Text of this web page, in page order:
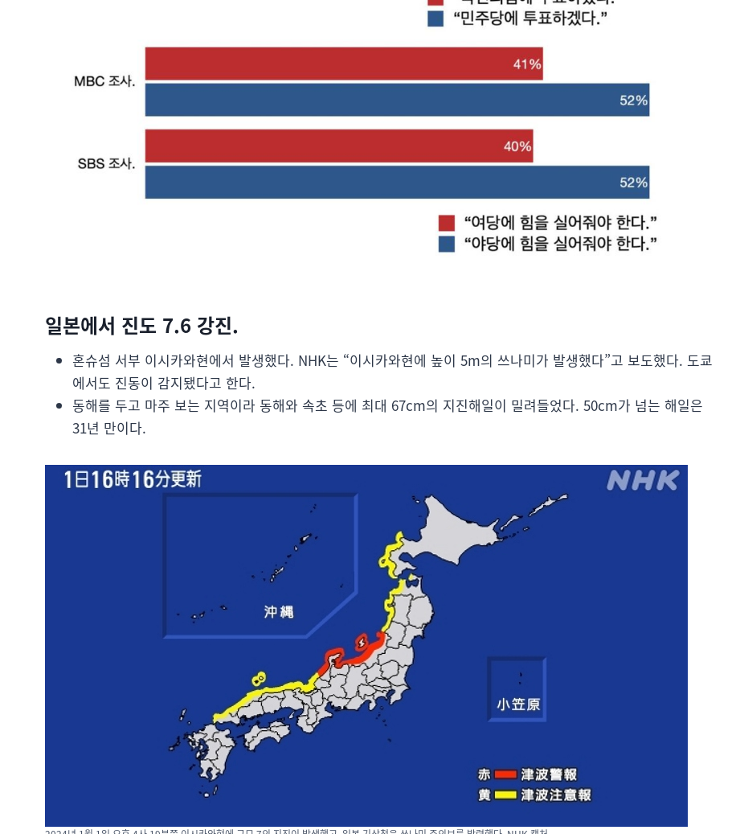
일본에서 진도 7.6 강진.
혼슈섬 서부 이시카와현에서 발생했다. NHK는 “이시카와현에 높이 5m의 쓰나미가 발생했다”고 보도했다. 도쿄
에서도 진동이 감지됐다고 한다.
동해를 두고 마주 보는 지역이라 동해와 속초 등에 최대 67cm의 지진해일이 밀려들었다. 50cm가 넘는 해일은
31년 만이다.